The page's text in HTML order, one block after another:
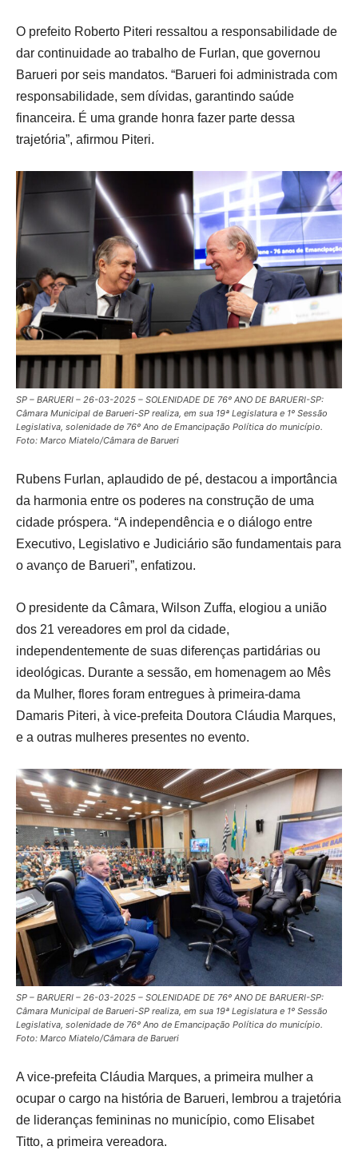
O prefeito Roberto Piteri ressaltou a responsabilidade de
dar continuidade ao trabalho de Furlan, que governou
Barueri por seis mandatos. “Barueri foi administrada com
responsabilidade, sem dívidas, garantindo saúde
financeira. É uma grande honra fazer parte dessa
trajetória”, afirmou Piteri.
SP – BARUERI – 26-03-2025 – SOLENIDADE DE 76º ANO DE BARUERI-SP:
Câmara Municipal de Barueri-SP realiza, em sua 19ª Legislatura e 1º Sessão
Legislativa, solenidade de 76º Ano de Emancipação Política do município.
Foto: Marco Miatelo/Câmara de Barueri
Rubens Furlan, aplaudido de pé, destacou a importância
da harmonia entre os poderes na construção de uma
cidade próspera. “A independência e o diálogo entre
Executivo, Legislativo e Judiciário são fundamentais para
o avanço de Barueri”, enfatizou.
O presidente da Câmara, Wilson Zuffa, elogiou a união
dos 21 vereadores em prol da cidade,
independentemente de suas diferenças partidárias ou
ideológicas. Durante a sessão, em homenagem ao Mês
da Mulher, flores foram entregues à primeira-dama
Damaris Piteri, à vice-prefeita Doutora Cláudia Marques,
e a outras mulheres presentes no evento.
SP – BARUERI – 26-03-2025 – SOLENIDADE DE 76º ANO DE BARUERI-SP:
Câmara Municipal de Barueri-SP realiza, em sua 19ª Legislatura e 1º Sessão
Legislativa, solenidade de 76º Ano de Emancipação Política do município.
Foto: Marco Miatelo/Câmara de Barueri
A vice-prefeita Cláudia Marques, a primeira mulher a
ocupar o cargo na história de Barueri, lembrou a trajetória
de lideranças femininas no município, como Elisabet
Titto, a primeira vereadora.